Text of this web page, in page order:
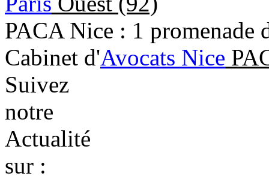
PACA Nice : 1 promenade
Cabinet d'Avocats Nice
Suivez
notre
Actualité
sur :